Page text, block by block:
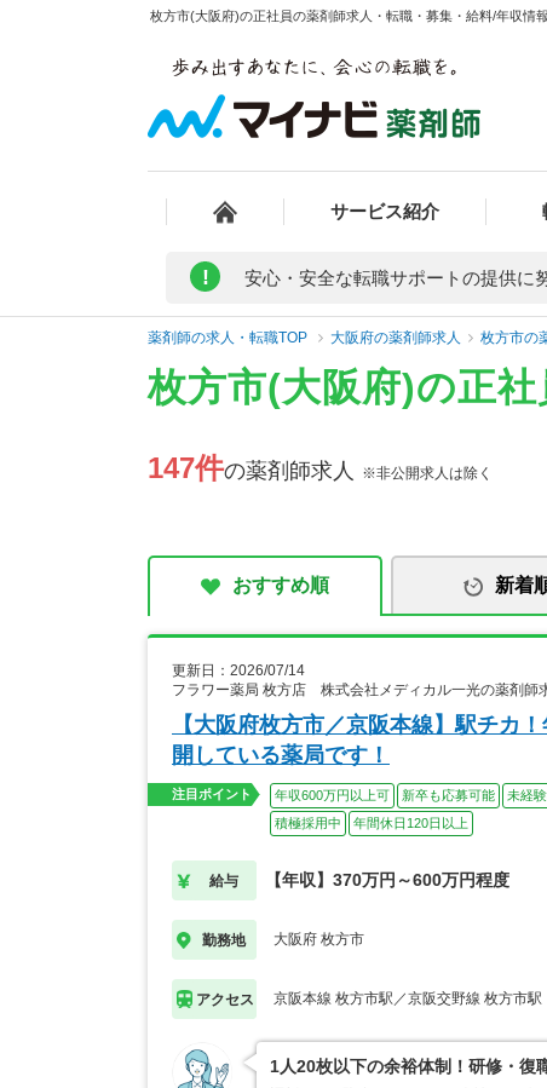
枚方市(大阪府)の正社員の薬剤師求人・転職・募集・給料/年収情
サービス紹介
! 安心・安全な転職サポートの提供に
薬剤師の求人・転職TOP 大阪府の薬剤師求人 枚方市の
枚方市(大阪府)の正
147件の薬剤師求人 ※非公開求人は除く
おすすめ順 新着
更新日：2026/07/14
フラワー薬局 枚方店 株式会社メディカル一光の薬剤師
【大阪府枚方市／京阪本線】駅チカ
開している薬局です！
注目ポイント 年収600万円以上可 新卒も応募可能 未経
積極採用中
年間休日120日以上
給与 【年収】370万円～600万円程度
勤務地 大阪府 枚方市
アクセス 京阪本線 枚方市駅／京阪交野線 枚方市駅
1人20枚以下の余裕体制！研修・復